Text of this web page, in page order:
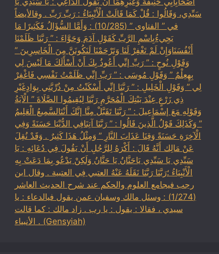
سَيِّدِي، وَقَالُوا : قُلْ كَمَا قَالَتْ الْأَنْبِيَاءُ : رَبِّ رَبِّ . وقالأيضاً
في ” الفتاوى ” (10/285) : وَأَمَّا السُّؤَالُ فَكَثِيرًا مَا
يَجِيءُبِاسْمِ الرَّبِّ كَقَوْلِ آدَمَ وَحَوَّاءَ : ” رَبَّنَا ظَلَمْنَا
أَنْفُسَنَاوَإِنْ لَمْ تَغْفِرْ لَنَا وَتَرْحَمْنَا لَنَكُونَنَّ مِنَ الْخَاسِرِينَ ”
وَقَوْلِ نُوحٍ : ” رَبِّ إنِّي أَعُوذُ بِكَ أَنْ أَسْأَلَكَ مَا لَيْسَ لِي
بِهِعِلْمٌ ” وَقَوْلِ مُوسَى : ” رَبِّ إنِّي ظَلَمْتُ نَفْسِي فَاغْفِرْ
لِي ” وَقَوْلِ الْخَلِيلِ : ” رَبَّنَا إنِّي أَسْكَنْتُ مِنْ ذُرِّيَّتِي بِوَادٍغَيْرِ
ذِي زَرْعٍ عِنْدَ بَيْتِكَ الْمُحَرَّمِ رَبَّنَا لِيُقِيمُوا الصَّلَاةَ ” الْآيَةُ
وَقَوْلِهِ مَعَ إسْمَاعِيلَ : ” رَبَّنَا تَقَبَّلْ مِنَّا إنَّكَ أَنْتَالسَّمِيعُ الْعَلِيمُ
” وَكَذَلِكَ قَوْلُ الَّذِينَ قَالُوا : ” رَبَّنَا آتِنَافِي الدُّنْيَا حَسَنَةً وَفِي
الْآخِرَةِ حَسَنَةً وَقِنَا عَذَابَ النَّارِ ” وَمِثْلُ هَذَا كَثِيرٌ . وَقَدْ نُقِلَ
عَنْ مَالِك أَنَّهُ قَالَ : أَكْرَهُ لِلرَّجُلِ أَنْ يَقُولَ فِي دُعَائِهِ : يَا
سَيِّدِي يَا سَيِّدِي يَاحَنَّانُ يَا حَنَّانُ وَلَكِنْ يَدْعُو بِمَا دَعَتْ بِهِ
الْأَنْبِيَاءُ ؛رَبَّنَا رَبَّنَا نَقَلَهُ عَنْهُ العتبي فِي العتبية . وقال ابن
رجب فيجامع العلوم والحكم عند شرح الحديث العاشر
(1/274) : وسئل مالك وسفيان عمن يقول فيالدعاء : يا
سيدي ، فقالا : يقول : يا رب . زاد مالك : كما قالت
الأنبياء . (Gensyiah)